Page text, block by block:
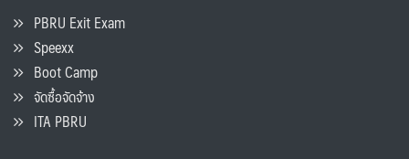
PBRU Exit Exam
Speexx
Boot Camp
จัดซื้อจัดจ้าง
ITA PBRU